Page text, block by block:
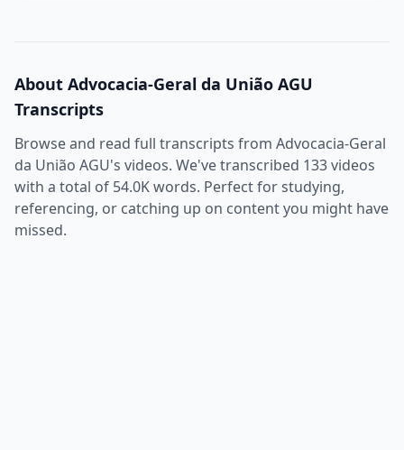
About Advocacia-Geral da União AGU
Transcripts
Browse and read full transcripts from Advocacia-Geral
da União AGU's videos. We've transcribed 133videos
with a total of 54.0Kwords. Perfect for studying,
referencing, or catching up on content you might have
missed.